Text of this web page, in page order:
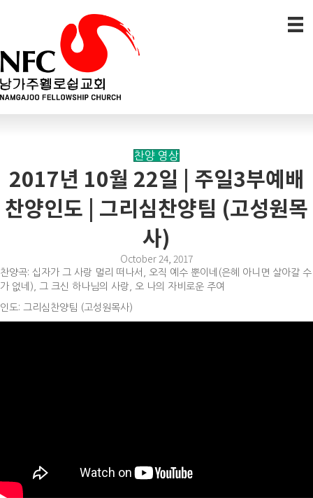
찬양 영상
2017년 10월 22일 | 주일3부예배
찬양인도 | 그리심찬양팀 (고성원목
사)
October 24, 2017
찬양곡: 십자가 그 사랑 멀리 떠나서, 오직 예수 뿐이네(은혜 아니면 살아갈 수
가 없네), 그 크신 하나님의 사랑, 오 나의 자비로운 주여
인도: 그리심찬양팀 (고성원목사)